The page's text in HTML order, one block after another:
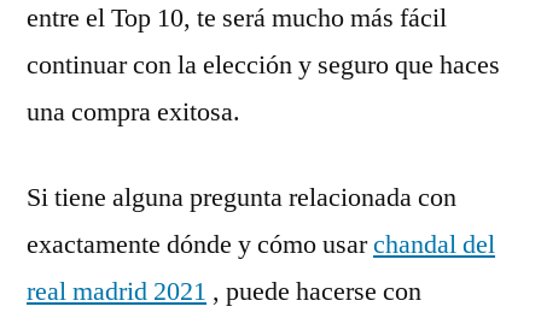
entre el Top 10, te será mucho más fácil
continuar con la elección y seguro que haces
una compra exitosa.
Si tiene alguna pregunta relacionada con
exactamente dónde y cómo usarchandal del
real madrid 2021 , puede hacerse con